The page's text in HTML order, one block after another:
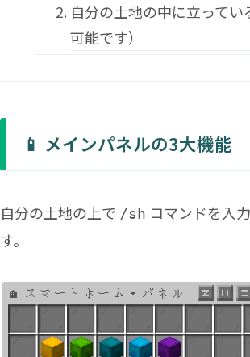
自分の土地の中に立って
可能です）
📱 メインパネルの3大機能
自分の土地の上で /sh コマンドを入
す。